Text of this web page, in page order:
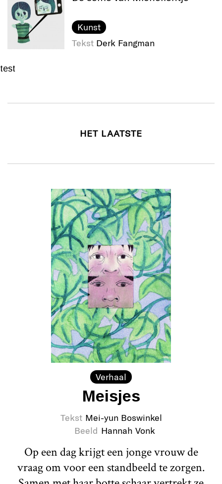
Kunst
Tekst Derk Fangman
test
HET LAATSTE
Verhaal
Meisjes
Tekst Mei-yun Boswinkel
Beeld Hannah Vonk
Op een dag krijgt een jonge vrouw de
vraag om voor een standbeeld te zorgen.